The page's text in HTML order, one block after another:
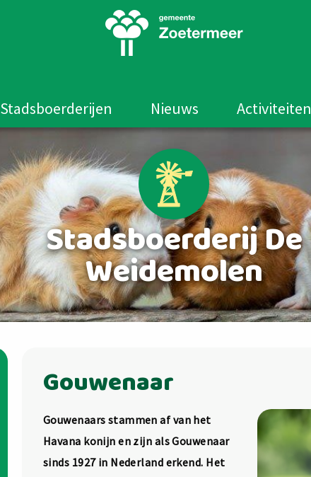
Stadsboerderijen Nieuws Activiteiten
Stadsboerderij De
Weidemolen
Gouwenaar
Gouwenaars stammen af van het
Havana konijn en zijn als Gouwenaar
sinds 1927 in Nederland erkend. Het